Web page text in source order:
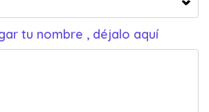
tu nombre , déjalo aquí